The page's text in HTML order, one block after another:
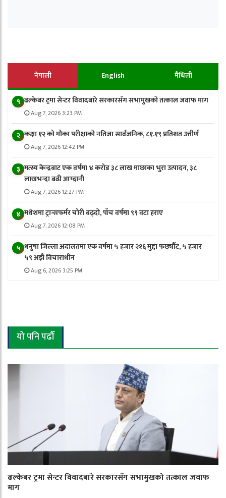
नेपाली English मैथिली
१ ढल्केबर ट्रमा सेन्टर विवादबारे सरकारसँग सभामुखको तत्काल जवाफ माग
Aug 7, 2026 3:23 PM
२ कक्षा १२ को मौका परीक्षाको नतिजा सार्वजनिक, ८१.१९ प्रतिशत उत्तीर्ण
Aug 7, 2026 12:42 PM
३ मत्स्य केन्द्रबाट एक वर्षमा ४ करोड ३८ लाख माछाका भुरा उत्पादन, ३८
लाखभन्दा बढी आम्दानी
Aug 7, 2026 12:27 PM
४ मधेशमा ट्रान्सफर्मर चोरी बढ्दो, पाँच वर्षमा ९९ वटा हराए
Aug 7, 2026 12:08 PM
५ धनुषा जिल्ला अदालतमा एक वर्षमा ५ हजार २१६ मुद्दा फर्छ्यौट, ५ हजार
५९ अझै विचाराधीन
Aug 6, 2026 3:25 PM
यो पनि पढौँ
ढल्केबर ट्रमा सेन्टर विवादबारे सरकारसँग सभामुखको तत्काल जवाफ
माग